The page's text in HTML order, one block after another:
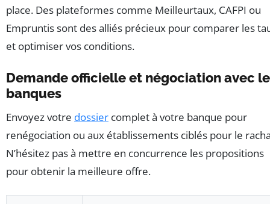
place. Des plateformes comme Meilleurtaux, CAFPI ou
Empruntis sont des alliés précieux pour comparer les
et optimiser vos conditions.
Demande officielle et négociation avec
banques
Envoyez votre dossier complet à votre banque pour
renégociation ou aux établissements ciblés pour le
N’hésitez pas à mettre en concurrence les propositions
pour obtenir la meilleure offre.